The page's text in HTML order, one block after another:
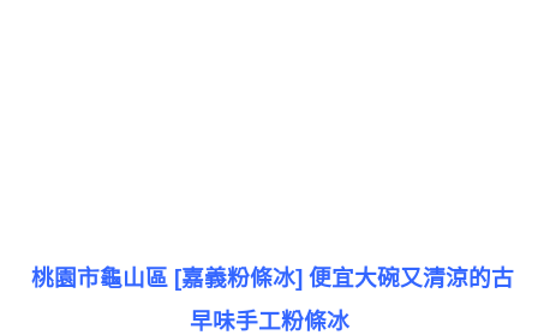
桃園市龜山區 [嘉義粉條冰] 便宜大碗又清涼的古
早味手工粉條冰